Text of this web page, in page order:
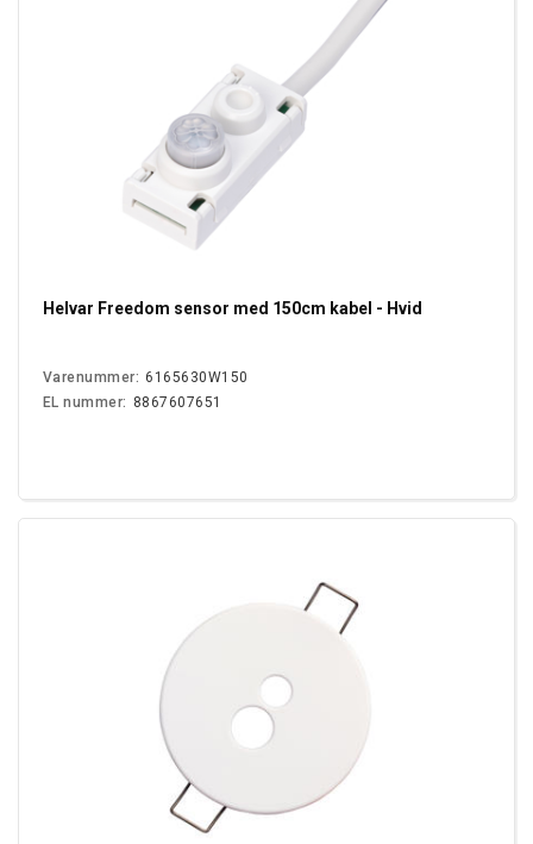
Helvar Freedom sensor med 150cm kabel - Hvid
Varenummer: 6165630W150
EL nummer: 8867607651